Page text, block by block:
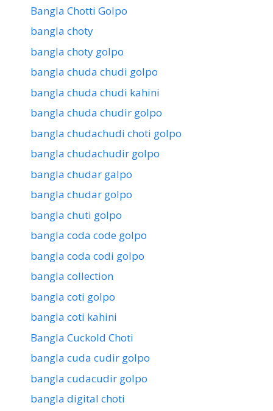
Bangla Chotti Golpo
bangla choty
bangla choty golpo
bangla chuda chudi golpo
bangla chuda chudi kahini
bangla chuda chudir golpo
bangla chudachudi choti golpo
bangla chudachudir golpo
bangla chudar galpo
bangla chudar golpo
bangla chuti golpo
bangla coda code golpo
bangla coda codi golpo
bangla collection
bangla coti golpo
bangla coti kahini
Bangla Cuckold Choti
bangla cuda cudir golpo
bangla cudacudir golpo
bangla digital choti